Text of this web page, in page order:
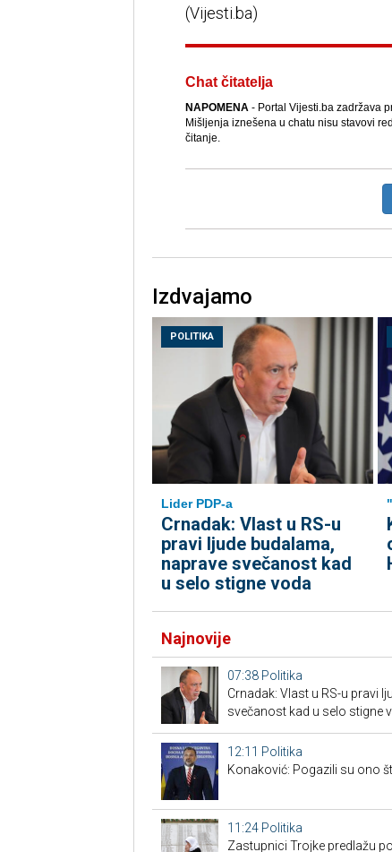
(Vijesti.ba)
Chat čitatelja
NAPOMENA- Portal Vijesti.ba zadržava
Mišljenja iznešena u chatu nisu stavovi
čitanje.
Izdvajamo
POLITIKA
Lider PDP-a
Crnadak: Vlast u RS-u
pravi ljude budalama,
naprave svečanost kad
u selo stigne voda
Najnovije
07:38 Politika
Crnadak: Vlast u RS-u pravi
svečanost kad u selo stigne
12:11 Politika
Konaković: Pogazili su ono
11:24 Politika
Zastupnici Trojke predlažu